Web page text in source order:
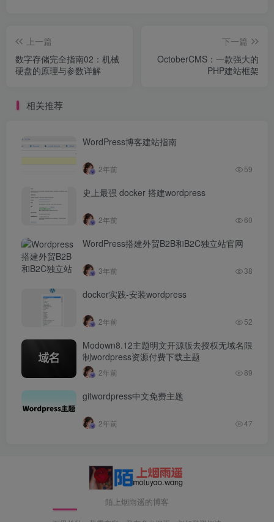
上一篇
数字存储完全指南02：机械
硬盘的原理与参数详解
下一篇
OctoberCMS：一款强大的
PHP建站框架
相关推荐
WordPress博客建站指南
2年前 59
史上最强 docker 搭建wordpress
2年前 60
WordPress搭建外贸B2B和B2C独立站官网
3年前 38
docker实践-安装wordpress
2年前 52
Modown8.12主题明文开源版去授权无域名限
制wordpress资源付费下载主题
2年前 89
gitwordpress中文免费主题
2年前 47
陌上烟雨遥的博客